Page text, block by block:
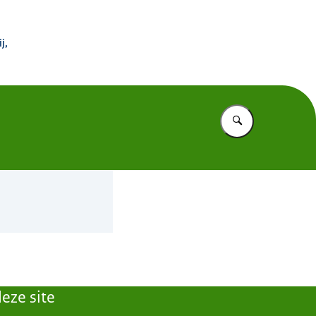
Vul in wat u
site